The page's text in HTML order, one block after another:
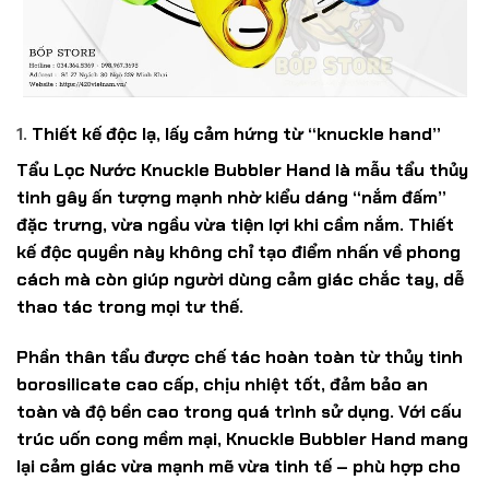
1. Thiết kế độc lạ, lấy cảm hứng từ “knuckle hand”
Tẩu Lọc Nước Knuckle Bubbler Hand là mẫu tẩu thủy
tinh gây ấn tượng mạnh nhờ kiểu dáng “nắm đấm”
đặc trưng, vừa ngầu vừa tiện lợi khi cầm nắm. Thiết
kế độc quyền này không chỉ tạo điểm nhấn về phong
cách mà còn giúp người dùng cảm giác chắc tay, dễ
thao tác trong mọi tư thế.
Phần thân tẩu được chế tác hoàn toàn từthủy tinh
borosilicate cao cấp, chịu nhiệt tốt, đảm bảo an
toàn và độ bền cao trong quá trình sử dụng. Với cấu
trúc uốn cong mềm mại, Knuckle Bubbler Hand mang
lại cảm giác vừa mạnh mẽ vừa tinh tế – phù hợp cho